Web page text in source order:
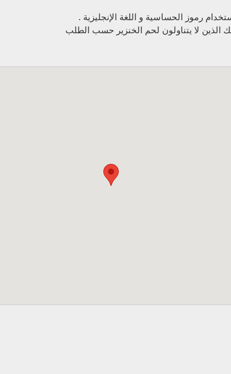
رموز الحساسية و اللغة الإنجليزية .
الذين لا يتناولون لحم الخنزير حسب الطلب